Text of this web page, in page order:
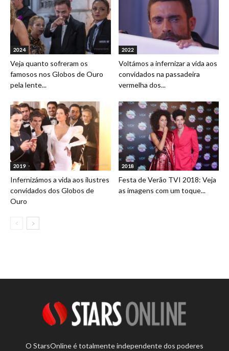
2024
Veja quanto sofreram os
famosos nos Globos de Ouro
pela lente...
2022
Voltámos a infernizar a vida aos
convidados na passadeira
vermelha dos...
2019
Infernizámos a vida aos ilustres
convidados dos Globos de
Ouro
2018
Festa de Verão TVI 2018: Veja
as imagens com um toque...
O StarsOnline é totalmente independente dos poderes